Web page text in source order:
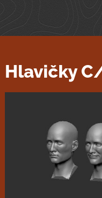
Hlavičky